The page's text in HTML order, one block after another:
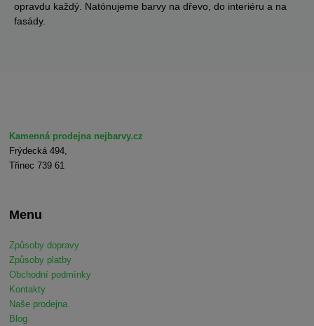
opravdu každý. Natónujeme barvy na dřevo, do interiéru a na
fasády.
Kamenná prodejna nejbarvy.cz
Frýdecká 494,
Třinec 739 61
Menu
Způsoby dopravy
Způsoby platby
Obchodní podmínky
Kontakty
Naše prodejna
Blog